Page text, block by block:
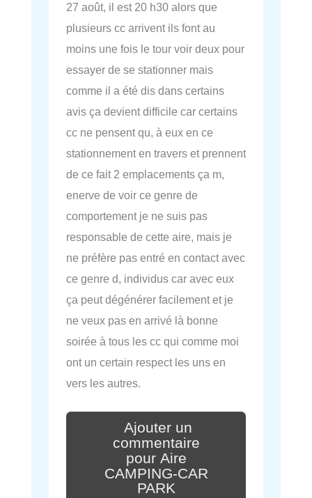
27 août, il est 20 h30 alors que
plusieurs cc arrivent ils font au
moins une fois le tour voir deux pour
essayer de se stationner mais
comme il a été dis dans certains
avis ça devient difficile car certains
cc ne pensent qu, à eux en ce
stationnement en travers et prennent
de ce fait 2 emplacements ça m,
enerve de voir ce genre de
comportement je ne suis pas
responsable de cette aire, mais je
ne préfère pas entré en contact avec
ce genre d, individus car avec eux
ça peut dégénérer facilement et je
ne veux pas en arrivé là bonne
soirée à tous les cc qui comme moi
ont un certain respect les uns en
vers les autres.
Ajouter un
commentaire
pour Aire
CAMPING-CAR
PARK